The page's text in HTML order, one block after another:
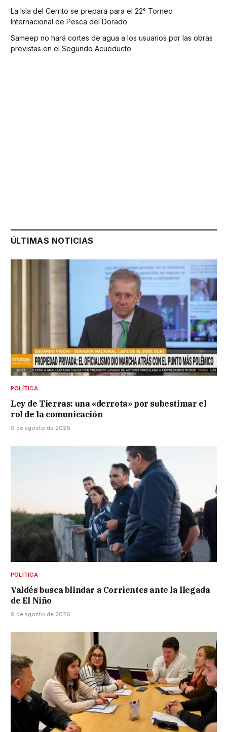
La Isla del Cerrito se prepara para el 22° Torneo
Internacional de Pesca del Dorado
Sameep no hará cortes de agua a los usuarios por las obras
previstas en el Segundo Acueducto
ÚLTIMAS NOTICIAS
POLÍTICA
Ley de Tierras: una «derrota» por subestimar el
rol de la comunicación
9 de agosto de 2026
POLÍTICA
Valdés busca blindar a Corrientes ante la llegada
de El Niño
9 de agosto de 2026